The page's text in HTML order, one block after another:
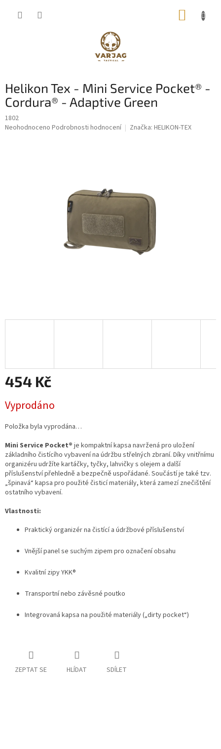
Helikon Tex - Mini Service Pocket® -
Cordura® - Adaptive Green
1802
Průměrné
Neohodnoceno Podrobnosti hodnocení Značka: HELIKON-TEX
454 Kč
cena:
Vyprodáno
Položka byla vyprodána…
Mini Service Pocket® je kompaktní kapsa navržená pro uložení
základního čistícího vybavení na údržbu střelných zbraní. Díky vnitřnímu
organizéru udržíte kartáčky, tyčky, lahvičky s olejem a další
příslušenství přehledně a bezpečně uspořádané. Součástí je také tzv.
„špinavá“ kapsa pro použité čisticí materiály, která zamezí znečištění
ostatního vybavení.
Vlastnosti:
Praktický organizér na čistící a údržbové příslušenství
Vnější panel se suchým zipem pro označení obsahu
Kvalitní zipy YKK®
Transportní nebo závěsné poutko
Integrovaná kapsa na použité materiály („dirty pocket“)
ZEPTAT SE HLÍDAT SDÍLET